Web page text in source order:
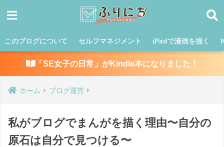
このブログについて セルフマネジメント iPadで漫画を描く
「SE女子の日常」がKindle本になりました！
ホーム ブログ運営
私がブログでまんがを描く理由〜自分の
原石は自分で見つける〜